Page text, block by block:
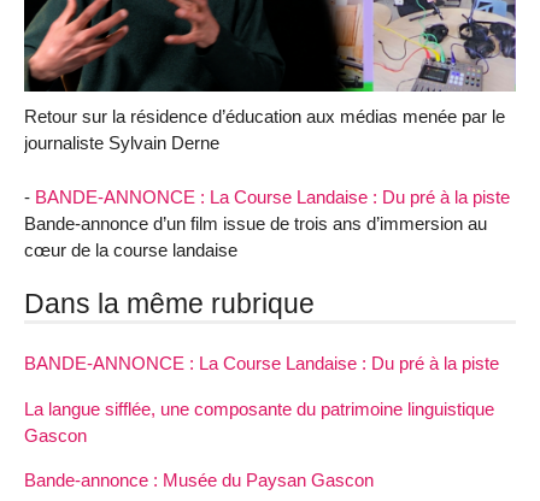
Retour sur la résidence d’éducation aux médias menée par le
journaliste Sylvain Derne
- BANDE-ANNONCE : La Course Landaise : Du pré à la piste
Bande-annonce d’un film issue de trois ans d’immersion au
cœur de la course landaise
Dans la même rubrique
BANDE-ANNONCE : La Course Landaise : Du pré à la piste
La langue sifflée, une composante du patrimoine linguistique
Gascon
Bande-annonce : Musée du Paysan Gascon